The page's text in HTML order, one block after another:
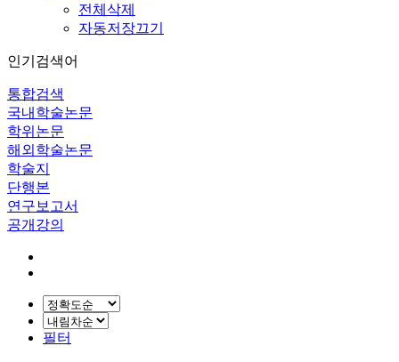
전체삭제
자동저장끄기
인기검색어
통합검색
국내학술논문
학위논문
해외학술논문
학술지
단행본
연구보고서
공개강의
필터